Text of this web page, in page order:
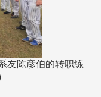
友陈彦伯的转职练